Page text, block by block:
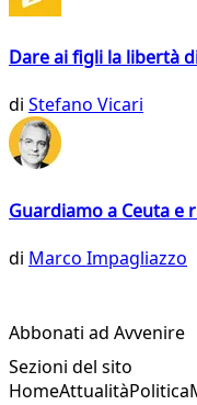
Dare ai figli la libertà
di Stefano Vicari
Guardiamo a Ceuta e
di Marco Impagliazzo
Abbonati ad Avvenire
Sezioni del sito
HomeAttualitàPolitica